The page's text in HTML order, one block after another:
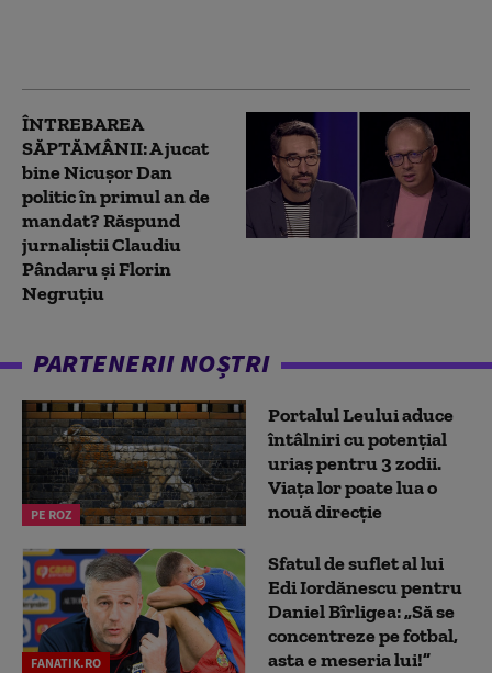
ÎNTREBAREA
SĂPTĂMÂNII: A jucat
bine Nicușor Dan
politic în primul an de
mandat? Răspund
jurnaliștii Claudiu
Pândaru și Florin
Negruțiu
PARTENERII NOȘTRI
PE ROZ
Portalul Leului aduce
întâlniri cu potențial
uriaș pentru 3 zodii.
Viața lor poate lua o
nouă direcție
FANATIK.RO
Sfatul de suflet al lui
Edi Iordănescu pentru
Daniel Bîrligea: „Să se
concentreze pe fotbal,
asta e meseria lui!”